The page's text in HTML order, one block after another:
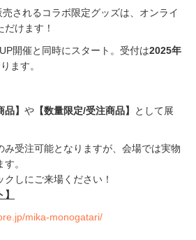
されるコラボ限定グッズは、オンライ
けます！
開催と同時にスタート。受付は2025年
ます。
品】 や 【数量限定/受注商品】
として展
み受注可能となりますが、会場では実物
。
しにご来場ください！
mika-monogatari/